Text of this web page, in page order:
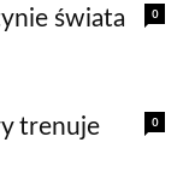
0
świata
0
trenuje